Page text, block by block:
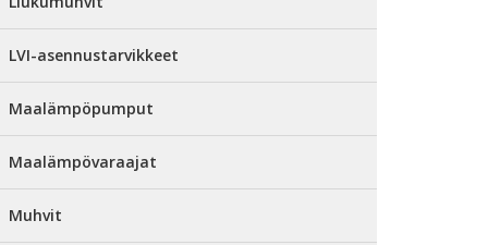
LVI-asennustarvikkeet
Maalämpöpumput
Maalämpövaraajat
Muhvit